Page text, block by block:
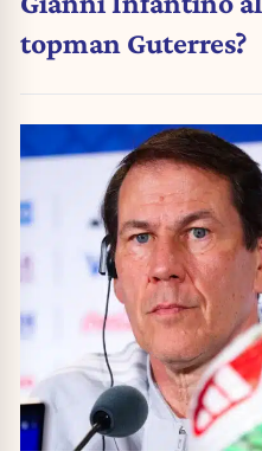
topman Guterres?